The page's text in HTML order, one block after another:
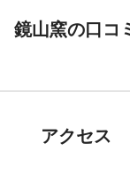
鏡山窯の口コ
アクセス